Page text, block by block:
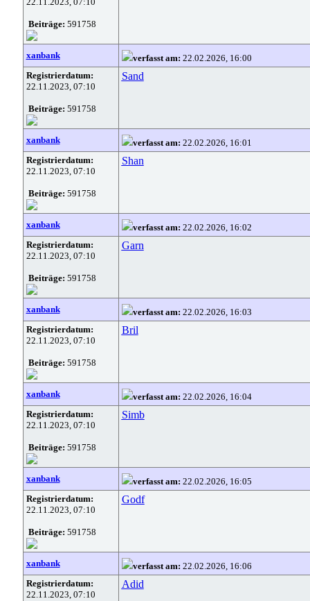
Beiträge: 591758
xanbank verfasst am: 22.02.2026, 16:00
Registrierdatum:
22.11.2023, 07:10
Beiträge: 591758
Sand
xanbank verfasst am: 22.02.2026, 16:01
Registrierdatum:
22.11.2023, 07:10
Beiträge: 591758
Shan
xanbank verfasst am: 22.02.2026, 16:02
Registrierdatum:
22.11.2023, 07:10
Beiträge: 591758
Garn
xanbank verfasst am: 22.02.2026, 16:03
Registrierdatum:
22.11.2023, 07:10
Beiträge: 591758
Bril
xanbank verfasst am: 22.02.2026, 16:04
Registrierdatum:
22.11.2023, 07:10
Beiträge: 591758
Simb
xanbank verfasst am: 22.02.2026, 16:05
Registrierdatum:
22.11.2023, 07:10
Beiträge: 591758
Godf
xanbank verfasst am: 22.02.2026, 16:06
Registrierdatum:
22.11.2023, 07:10
Adid